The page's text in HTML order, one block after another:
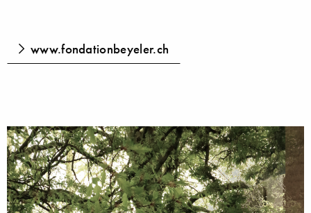
www.fondationbeyeler.ch